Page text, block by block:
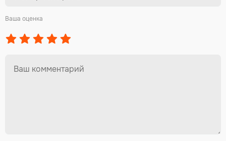
Ваша оценка